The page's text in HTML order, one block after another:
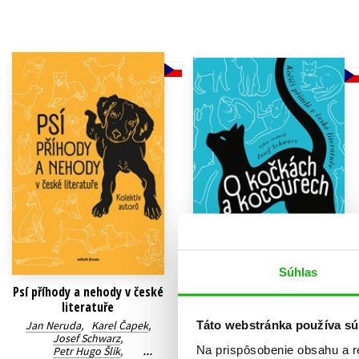
Súhlas
Táto webstránka používa
Na prispôsobenie obsahu a
Beletria pre deti
Beletria pre dospelých
Jazyky
Kalendáre, diáre
Kariéra a osobný rozvoj
Psí příhody a nehody v české
literatuře
Jan Neruda, Karel Čapek,
Josef Schwarz,
Petr Hugo Šlik,
O kočkách a kocourech
Josef Schwarz,
Kolektiv
Bohumil Hrabal, Jiří Kamen,